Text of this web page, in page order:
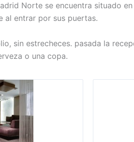
Norte se encuentra situado
al entrar por sus puertas.
sin estrecheces. pasada la
o una copa.